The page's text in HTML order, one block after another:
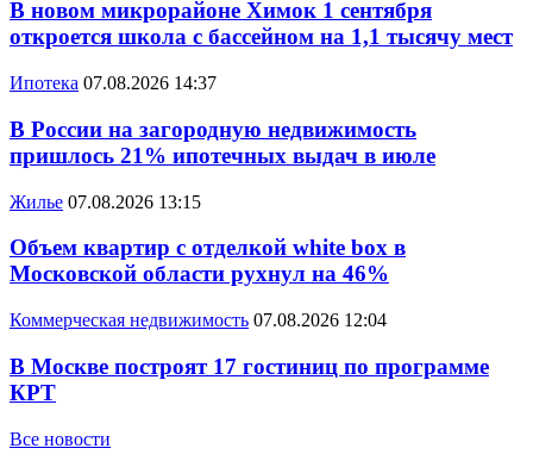
В новом микрорайоне Химок 1 сентября
откроется школа с бассейном на 1,1 тысячу мест
Ипотека 07.08.2026 14:37
В России на загородную недвижимость
пришлось 21% ипотечных выдач в июле
Жилье 07.08.2026 13:15
Объем квартир с отделкой white box в
Московской области рухнул на 46%
Коммерческая недвижимость 07.08.2026 12:04
В Москве построят 17 гостиниц по программе
КРТ
Все новости